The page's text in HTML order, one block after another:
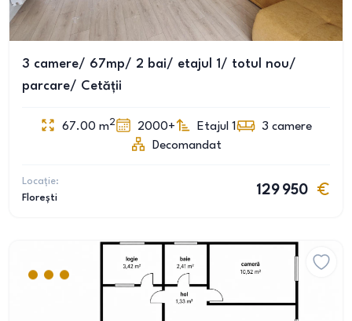
3 camere/ 67mp/ 2 bai/ etajul 1/ totul nou/
parcare/ Cetății
67.00 m2 2000+ Etajul 1 3 camere
Decomandat
Locație:
Florești
129 950